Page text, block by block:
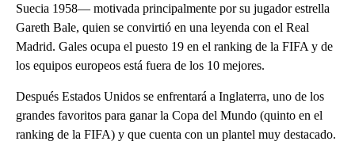
Suecia 1958— motivada principalmente por su jugador estrella
Gareth Bale, quien se convirtió en una leyenda con el Real
Madrid. Gales ocupa el puesto 19 en el ranking de la FIFA y de
los equipos europeos está fuera de los 10 mejores.
Después Estados Unidos se enfrentará a Inglaterra, uno de los
grandes favoritos para ganar la Copa del Mundo (quinto en el
ranking de la FIFA) y que cuenta con un plantel muy destacado.